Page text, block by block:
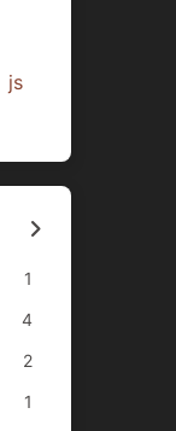
js
1
4
2
1